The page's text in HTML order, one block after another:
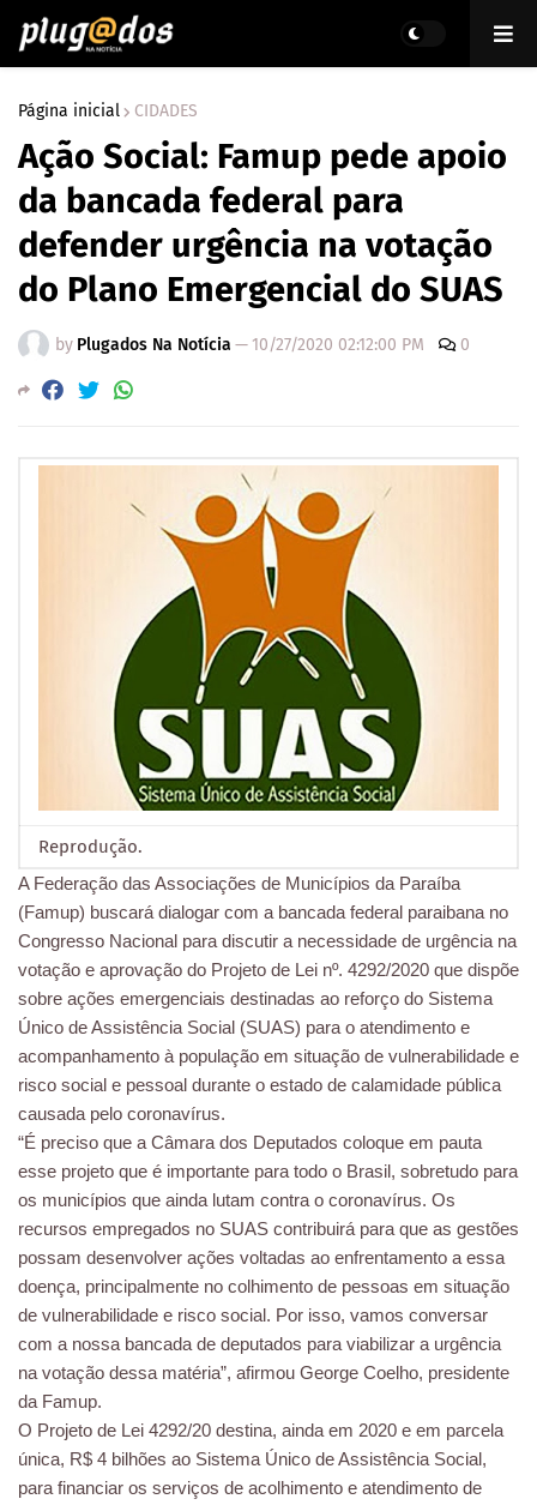
Página inicial CIDADES
Ação Social: Famup pede apoio
da bancada federal para
defender urgência na votação
do Plano Emergencial do SUAS
by Plugados Na Notícia — 10/27/2020 02:12:00 PM 0
Reprodução.
A Federação das Associações de Municípios da Paraíba
(Famup) buscará dialogar com a bancada federal paraibana no
Congresso Nacional para discutir a necessidade de urgência na
votação e aprovação do Projeto de Lei nº. 4292/2020 que dispõe
sobre ações emergenciais destinadas ao reforço do Sistema
Único de Assistência Social (SUAS) para o atendimento e
acompanhamento à população em situação de vulnerabilidade e
risco social e pessoal durante o estado de calamidade pública
causada pelo coronavírus.
“É preciso que a Câmara dos Deputados coloque em pauta
esse projeto que é importante para todo o Brasil, sobretudo para
os municípios que ainda lutam contra o coronavírus. Os
recursos empregados no SUAS contribuirá para que as gestões
possam desenvolver ações voltadas ao enfrentamento a essa
doença, principalmente no colhimento de pessoas em situação
de vulnerabilidade e risco social. Por isso, vamos conversar
com a nossa bancada de deputados para viabilizar a urgência
na votação dessa matéria”, afirmou George Coelho, presidente
da Famup.
O Projeto de Lei 4292/20 destina, ainda em 2020 e em parcela
única, R$ 4 bilhões ao Sistema Único de Assistência Social,
para financiar os serviços de acolhimento e atendimento de